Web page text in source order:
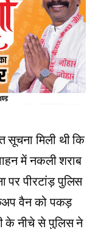
सूचना मिली थी कि
में नकली शराब
पर पीरटांड़ पुलिस
वैन को पकड़
के नीचे से पुलिस ने